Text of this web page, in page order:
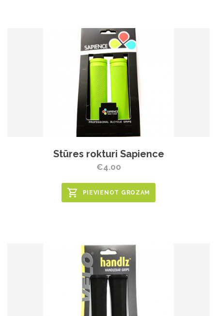
Stūres rokturi Sapience
€4.00
PIEVIENOT GROZAM